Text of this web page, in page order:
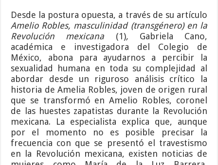
Desde la postura opuesta, a través de su artículo
Amelio Robles, masculinidad (transgénero) en la
Revolución mexicana (1), Gabriela Cano,
académica e investigadora del Colegio de
México, abona para ayudarnos a percibir la
sexualidad humana en toda su complejidad al
abordar desde un riguroso análisis crítico la
historia de Amelia Robles, joven de origen rural
que se transformó en Amelio Robles, coronel
de las huestes zapatistas durante la Revolución
mexicana. La especialista explica que, aunque
por el momento no es posible precisar la
frecuencia con que se presentó el travestismo
en la Revolución mexicana, existen noticias de